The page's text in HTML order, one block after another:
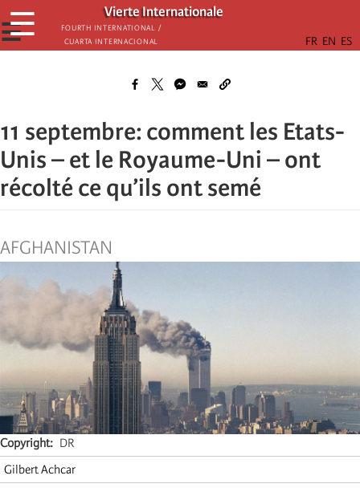
Skip
to
main
Vierte Internationale
Fourth International /
Cuarta Internacional
☰
☰
11 septembre: comment les Etats-
Unis – et le Royaume-Uni – ont
récolté ce qu’ils ont semé
AFGHANISTAN
Copyright
DR
Gilbert Achcar